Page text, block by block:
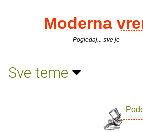
Moderna
Pogledaj... sve je puno
Sve teme